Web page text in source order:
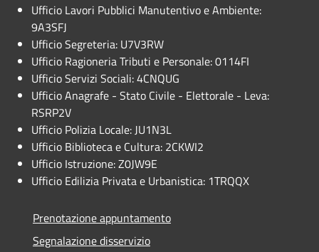
Ufficio Lavori Pubblici Manutentivo e Ambiente:
9A3SFJ
Ufficio Segreteria: U7V3RW
Ufficio Ragioneria Tributi e Personale: 0114FI
Ufficio Servizi Sociali: 4CNQUG
Ufficio Anagrafe - Stato Civile - Elettorale - Leva:
RSRP2V
Ufficio Polizia Locale: JU1N3L
Ufficio Biblioteca e Cultura: 2CKWI2
Ufficio Istruzione: Z0JW9E
Ufficio Edilizia Privata e Urbanistica: 1TRQQX
Prenotazione appuntamento
Segnalazione disservizio